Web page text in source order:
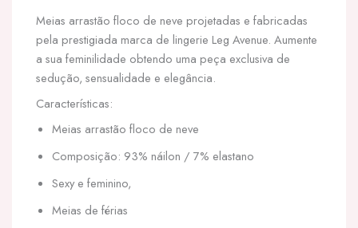
Meias arrastão floco de neve projetadas e fabricadas
pela prestigiada marca de lingerie Leg Avenue. Aumente
a sua feminilidade obtendo uma peça exclusiva de
sedução, sensualidade e elegância.
Características:
Meias arrastão floco de neve
Composição: 93% náilon / 7% elastano
Sexy e feminino,
Meias de férias